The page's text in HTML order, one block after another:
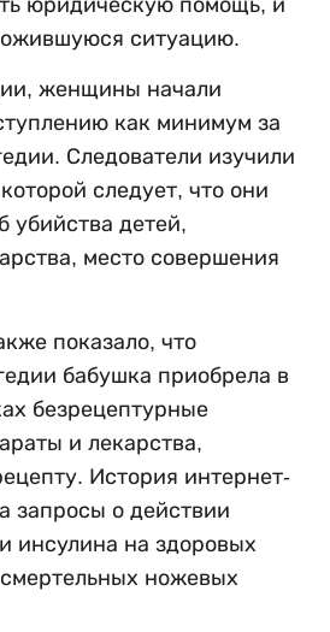
юридическую помощь, и
ситуацию.
женщины начали
как минимум за
Следователи изучили
следует, что они
убийства детей,
место совершения
показало, что
бабушка приобрела в
безрецептурные
и лекарства,
История интернет-
запросы о действии
инсулина на здоровых
ножевых